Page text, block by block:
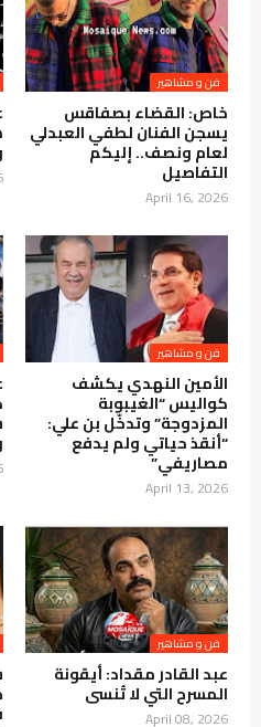
فن و مشاهير
خاص: القضاء بصفاقس
يسجن الفنان لطفي العبدلي
لعام ونصف.. إليكم
التفاصيل
April 16, 2026
فن و مشاهير
الأمين النهدي يكشف
كواليس “الغيبوبة
المزدوجة” وتدخّل بن علي:
“أنقذ حياتي ولم يدفع
مصاريفي”
April 13, 2026
فن و مشاهير
عبد القادر مقداد: أيقونة
المسرح التي لا تُنسى
April 08, 2026